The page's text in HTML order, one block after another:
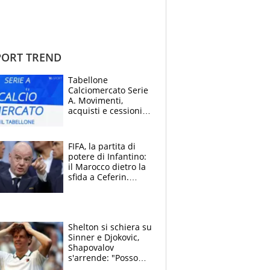
TREND
Tabellone
Calciomercato Serie
A. Movimenti,
acquisti e cessioni:
FIFA, la partita di
potere di Infantino:
il Marocco dietro la
sfida a Ceferin.
Shelton si schiera su
Sinner e Djokovic,
Shapovalov
s'arrende: "Posso